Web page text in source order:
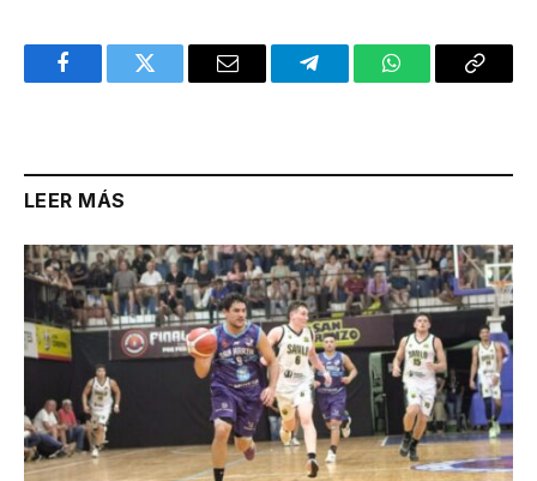
FacebookTwitter Email TelegramWhatsAppCopy
LEER MÁS